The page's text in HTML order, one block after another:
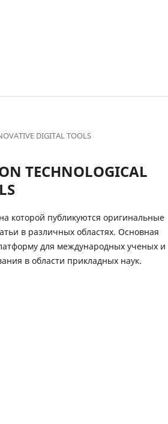
DIGITAL TOOLS
TECHNOLOGICAL
которой публикуются оригинальные
в различных областях. Основная
для международных ученых и
в области прикладных наук.